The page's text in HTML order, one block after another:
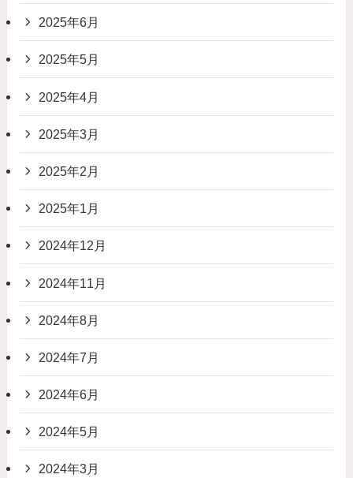
2025年6月
2025年5月
2025年4月
2025年3月
2025年2月
2025年1月
2024年12月
2024年11月
2024年8月
2024年7月
2024年6月
2024年5月
2024年3月